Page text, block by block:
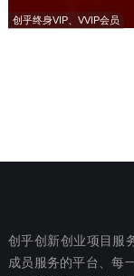
创乎终身VIP、VVIP会员
创乎创新创业项目服
成员服务的平台、每